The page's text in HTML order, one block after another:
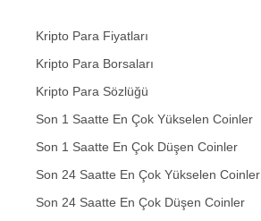
Kripto Para Fiyatları
Kripto Para Borsaları
Kripto Para Sözlüğü
Son 1 Saatte En Çok Yükselen Coinler
Son 1 Saatte En Çok Düşen Coinler
Son 24 Saatte En Çok Yükselen Coinler
Son 24 Saatte En Çok Düşen Coinler